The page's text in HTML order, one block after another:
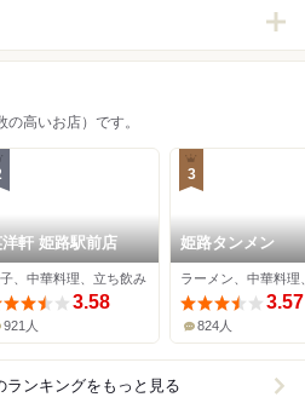
高いお店）です。
軒 姫路駅前店
、中華料理、立ち飲み
3.58
921人
3
姫路タンメン
ラーメン、中華料理
3.57
824人
ランキングをもっと見る